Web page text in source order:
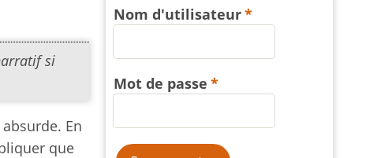
si
En
que
Nom d'utilisateur
Mot de passe